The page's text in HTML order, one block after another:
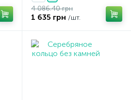
4 086.40 грн
1 635 грн /шт.